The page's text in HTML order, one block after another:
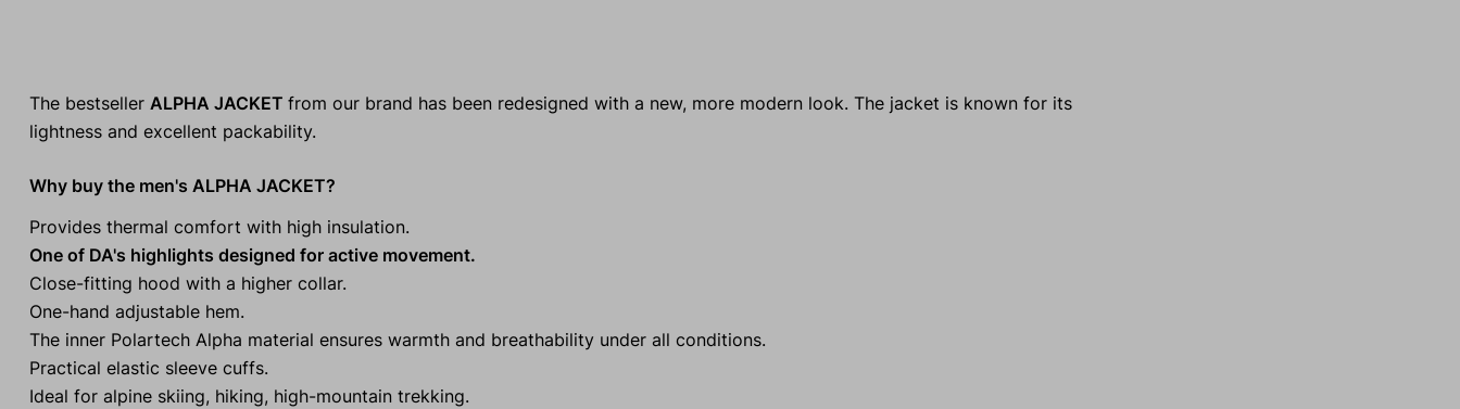
The bestseller ALPHA JACKET from our brand has been redesigned with a new, more modern look. The jacket is known for its
lightness and excellent packability.
Why buy the men's ALPHA JACKET?
Provides thermal comfort with high insulation.
One of DA's highlights designed for active movement.
Close-fitting hood with a higher collar.
One-hand adjustable hem.
The inner Polartech Alpha material ensures warmth and breathability under all conditions.
Practical elastic sleeve cuffs.
Ideal for alpine skiing, hiking, high-mountain trekking.